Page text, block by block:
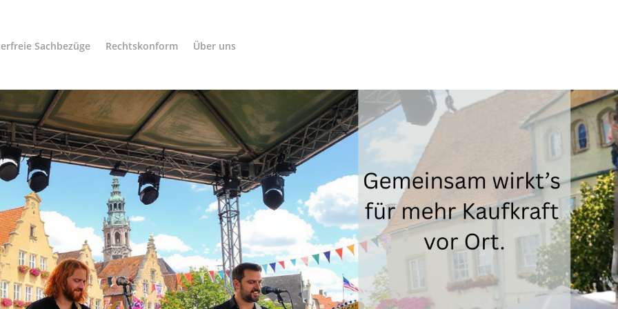
Sachbezüge Rechtskonform Über uns